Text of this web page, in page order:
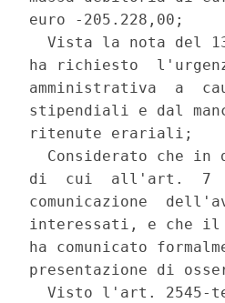
euro -205.228,00;
Vista la nota del
ha richiesto
amministrativa  a
stipendiali e dal
ritenute erariali;
Considerato che in
di  cui  all'art.  7
comunicazione
interessati, e che il
ha comunicato
presentazione di
Visto l'art. 2545-